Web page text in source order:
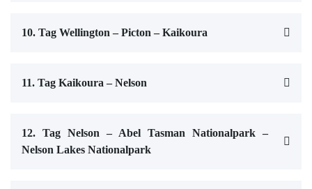
10. Tag Wellington – Picton – Kaikoura
11. Tag Kaikoura – Nelson
12. Tag Nelson – Abel Tasman Nationalpark –
Nelson Lakes Nationalpark